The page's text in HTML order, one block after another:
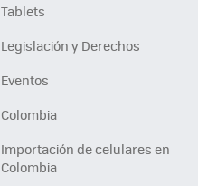
Tablets
Legislación y Derechos
Eventos
Colombia
Importación de celulares en
Colombia